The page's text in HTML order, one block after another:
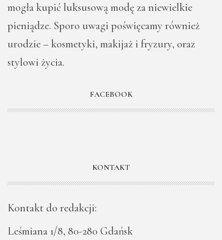
mogła kupić luksusową modę za niewielkie
pieniądze. Sporo uwagi poświęcamy również
urodzie – kosmetyki, makijaż i fryzury, oraz
stylowi życia.
FACEBOOK
KONTAKT
Kontakt do redakcji:
Leśmiana 1/8, 80-280 Gdańsk